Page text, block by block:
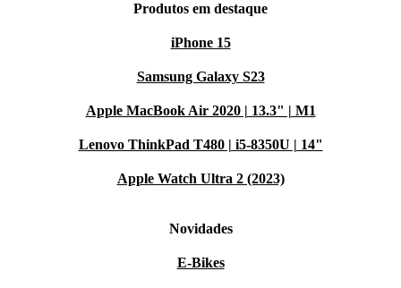
Produtos em destaque
iPhone 15
Samsung Galaxy S23
Apple MacBook Air 2020 | 13.3" | M1
Lenovo ThinkPad T480 | i5-8350U | 14"
Apple Watch Ultra 2 (2023)
Novidades
E-Bikes